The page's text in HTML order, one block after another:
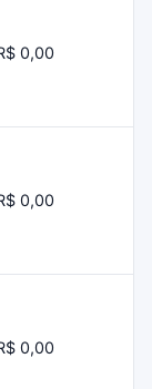
0,00
0,00
0,00